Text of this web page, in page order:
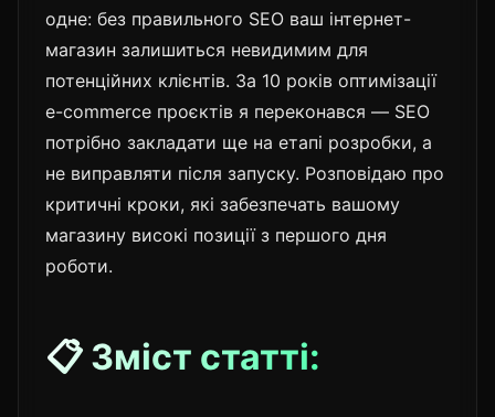
одне: без правильного SEO ваш інтернет-
магазин залишиться невидимим для
потенційних клієнтів. За 10 років оптимізації
e-commerce проєктів я переконався — SEO
потрібно закладати ще на етапі розробки, а
не виправляти після запуску. Розповідаю про
критичні кроки, які забезпечать вашому
магазину високі позиції з першого дня
роботи.
📋 Зміст статті: